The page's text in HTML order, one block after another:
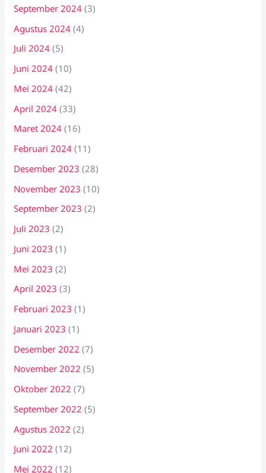
September 2024 (3)
Agustus 2024 (4)
Juli 2024 (5)
Juni 2024 (10)
Mei 2024 (42)
April 2024 (33)
Maret 2024 (16)
Februari 2024 (11)
Desember 2023 (28)
November 2023 (10)
September 2023 (2)
Juli 2023 (2)
Juni 2023 (1)
Mei 2023 (2)
April 2023 (3)
Februari 2023 (1)
Januari 2023 (1)
Desember 2022 (7)
November 2022 (5)
Oktober 2022 (7)
September 2022 (5)
Agustus 2022 (2)
Juni 2022 (12)
Mei 2022 (12)